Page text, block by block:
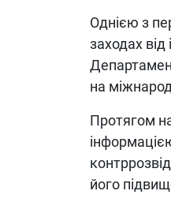
Однією з
заходах
на
Протягом
його